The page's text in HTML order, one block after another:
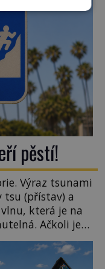
pěstí!
Výraz tsunami
tsu (přístav) a
která je na
Ačkoli je
výška vlny
metru. Máme se
Vznik